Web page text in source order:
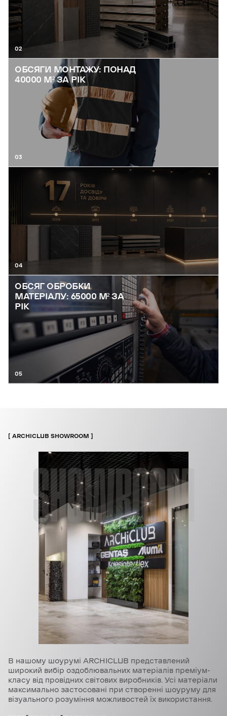
02
ОБСЯГИ МОНТАЖУ: ПОНАД
40000 М² ЗА РІК
03
04
ОБСЯГ ОБРОБКИ
МАТЕРІАЛУ: 65000 М² ЗА
РІК
05
SHOWROOM
ARCHICLUB SHOWROOM
В нашому шоурумі ARCHICLUB представлений
широкий вибір оздоблювальних матеріалів преміум-
класу від провідних світових виробників. Усі матеріали
максимально застосовані при створенні шоуруму для
візуального розуміння можливостей їх використання.